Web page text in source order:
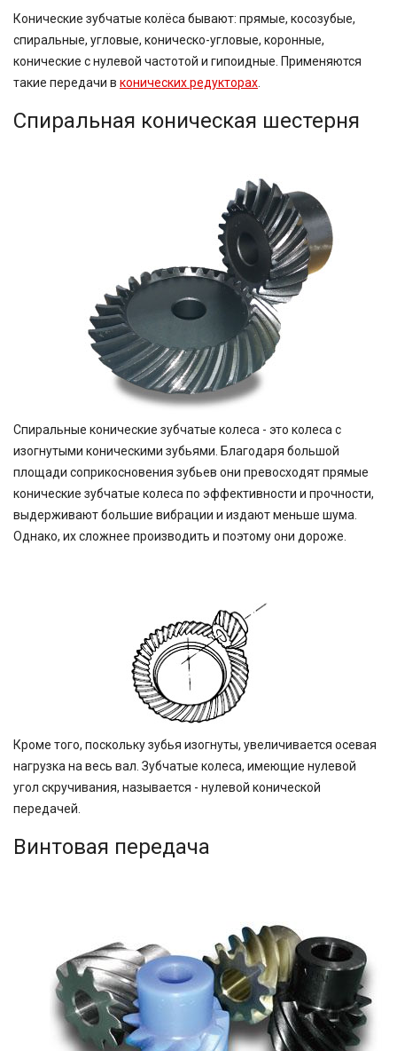
Конические зубчатые колёса бывают: прямые, косозубые,
спиральные, угловые, коническо-угловые, коронные,
конические с нулевой частотой и гипоидные. Применяются
такие передачи в конических редукторах
Спиральная коническая шестерня
Спиральные конические зубчатые колеса - это колеса с
изогнутыми коническими зубьями. Благодаря большой
площади соприкосновения зубьев они превосходят прямые
конические зубчатые колеса по эффективности и прочности,
выдерживают большие вибрации и издают меньше шума.
Однако, их сложнее производить и поэтому они дороже.
Кроме того, поскольку зубья изогнуты, увеличивается осевая
нагрузка на весь вал. Зубчатые колеса, имеющие нулевой
угол скручивания, называется - нулевой конической
передачей.
Винтовая передача